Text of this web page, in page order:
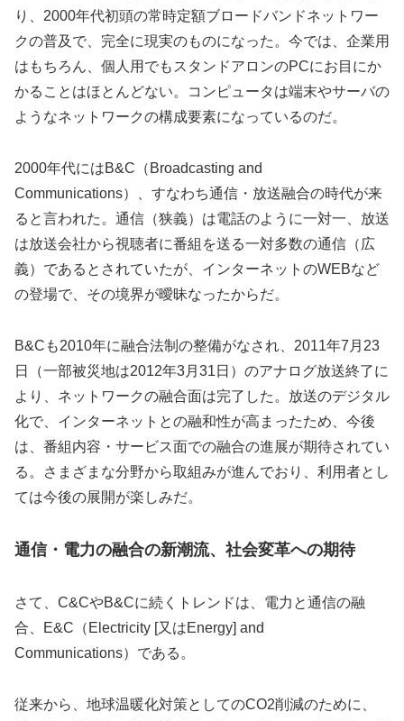
り、2000年代初頭の常時定額ブロードバンドネットワー
クの普及で、完全に現実のものになった。今では、企業用
はもちろん、個人用でもスタンドアロンのPCにお目にか
かることはほとんどない。コンピュータは端末やサーバの
ようなネットワークの構成要素になっているのだ。
2000年代にはB&C（Broadcasting and
Communications）、すなわち通信・放送融合の時代が来
ると言われた。通信（狭義）は電話のように一対一、放送
は放送会社から視聴者に番組を送る一対多数の通信（広
義）であるとされていたが、インターネットのWEBなど
の登場で、その境界が曖昧なったからだ。
B&Cも2010年に融合法制の整備がなされ、2011年7月23
日（一部被災地は2012年3月31日）のアナログ放送終了に
より、ネットワークの融合面は完了した。放送のデジタル
化で、インターネットとの融和性が高まったため、今後
は、番組内容・サービス面での融合の進展が期待されてい
る。さまざまな分野から取組みが進んでおり、利用者とし
ては今後の展開が楽しみだ。
通信・電力の融合の新潮流、社会変革への期待
さて、C&CやB&Cに続くトレンドは、電力と通信の融
合、E&C（Electricity [又はEnergy] and
Communications）である。
従来から、地球温暖化対策としてのCO2削減のために、